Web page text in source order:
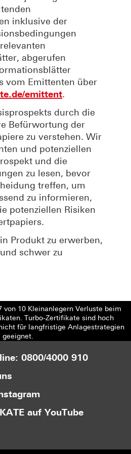
inklusive der
abgerufen
vom Emittenten über
emittent.
durch die
Befürwortung der
zu verstehen. Wir
und potenziellen
und die
zu lesen, bevor
treffen, um
zu informieren,
potenziellen Risiken
Produkt zu erwerben,
schwer zu
10 Kleinanlegern Verluste beim
Turbo-Zertifikate sind hoch
für langfristige Anlagestrategien
geeignet.
0800/4000 910
auf YouTube